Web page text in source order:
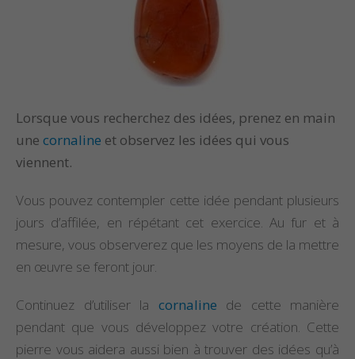
Lorsque vous recherchez des idées, prenez en main
une cornaline et observez les idées qui vous
viennent.
Vous pouvez contempler cette idée pendant plusieurs
jours d’affilée, en répétant cet exercice. Au fur et à
mesure, vous observerez que les moyens de la mettre
en œuvre se feront jour.
Continuez d’utiliser la cornaline de cette manière
pendant que vous développez votre création. Cette
pierre vous aidera aussi bien à trouver des idées qu’à